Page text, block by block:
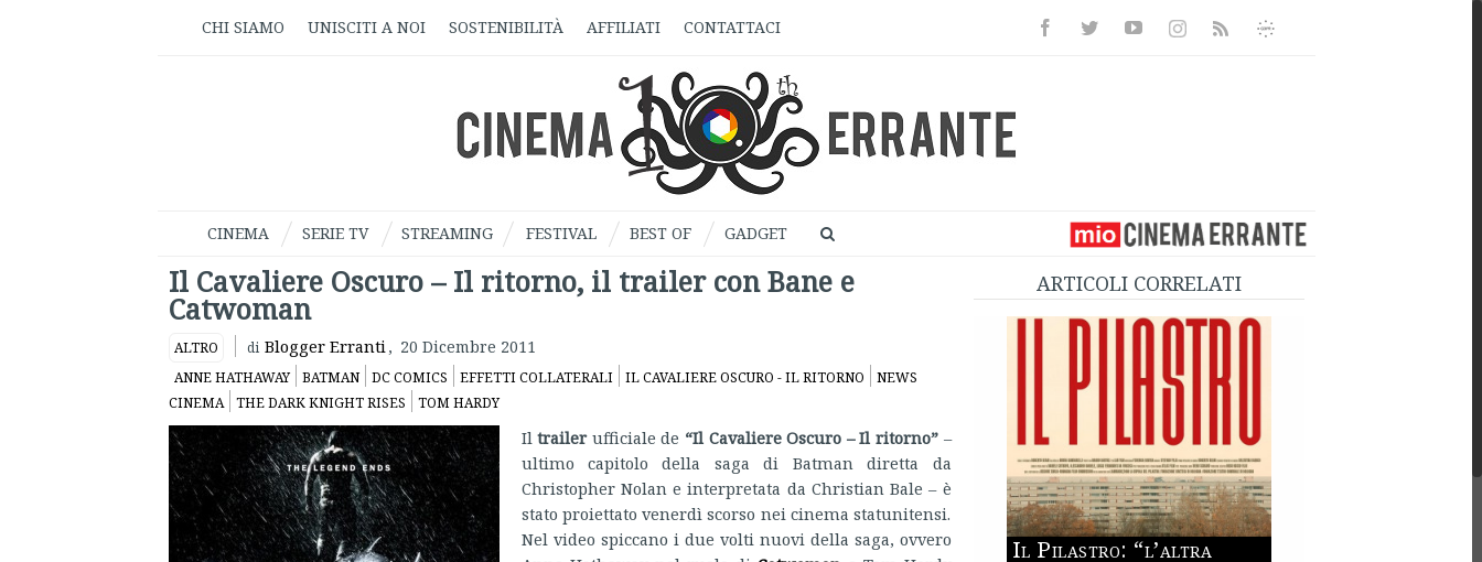
CHI SIAMO UNISCITI A NOI SOSTENIBILITÀ AFFILIATI CONTATTACI FacebookTwitterYoutubeInstagramRss
Informativa
CINEMA SERIE TV STREAMING FESTIVAL BEST OF GADGET
Il Cavaliere Oscuro – Il ritorno, il trailer con Bane e
Catwoman
ALTRO di Blogger Erranti, 20 Dicembre 2011
ANNE HATHAWAY BATMAN DC COMICS EFFETTI COLLATERALI IL CAVALIERE OSCURO - IL RITORNO
NEWS
CINEMA
THE DARK KNIGHT RISES TOM HARDY
Iltrailerufficiale de “Il Cavaliere Oscuro – Il ritorno”–
ultimo capitolo della saga di Batman diretta da
Christopher Nolan e interpretata da Christian Bale – è
stato proiettato venerdì scorso nei cinema statunitensi.
Nel video spiccano i due volti nuovi della saga, ovvero
ARTICOLI CORRELATI
Il Pilastro: “l’altra